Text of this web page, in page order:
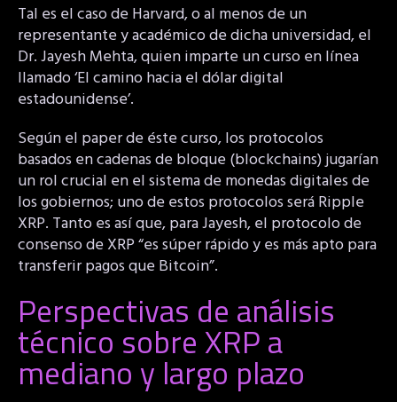
Tal es el caso de Harvard, o al menos de un
representante y académico de dicha universidad, el
Dr. Jayesh Mehta, quien imparte un curso en línea
llamado ‘El camino hacia el dólar digital
estadounidense’.
Según el paper de éste curso, los protocolos
basados en cadenas de bloque (blockchains) jugarían
un rol crucial en el sistema de monedas digitales de
los gobiernos; uno de estos protocolos será Ripple
XRP. Tanto es así que, para Jayesh, el protocolo de
consenso de XRP “es súper rápido y es más apto para
transferir pagos que Bitcoin”.
Perspectivas de análisis
técnico sobre XRP a
mediano y largo plazo